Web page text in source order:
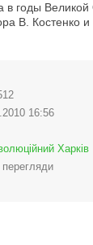
годы Великой
В.
16:56
Харків